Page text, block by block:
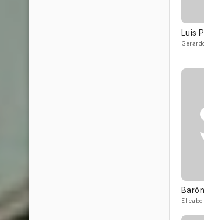
Luis
El